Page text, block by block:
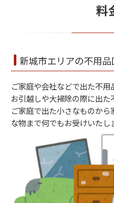
料
新城市エリアの不用
ご家庭や会社などで出た不用
お引越しや大掃除の際に出た
ご家庭で出た小さなものか
な物まで何でもお受けいたし